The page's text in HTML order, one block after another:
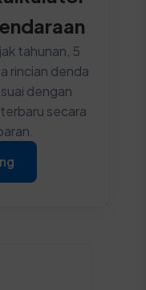
tahunan, 5
rincian denda
dengan
secara